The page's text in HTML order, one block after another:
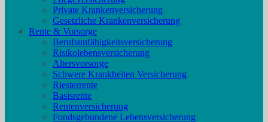
Private Krankenversicherung
Gesetzliche Krankenversicherung
Rente & Vorsorge
Berufs­unfähigkeitsversicherung
Risikolebensversicherung
Altersvorsorge
Schwere Krankheiten Versicherung
Riesterrente
Basisrente
Rentenversicherung
Fondsgebundene Lebensversicherung